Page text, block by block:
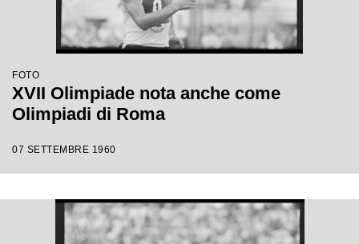
FOTO
XVII Olimpiade nota anche come
Olimpiadi di Roma
07 SETTEMBRE 1960